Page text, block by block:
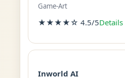
Game-Art
★★★★☆ 4.5/5
Inworld AI